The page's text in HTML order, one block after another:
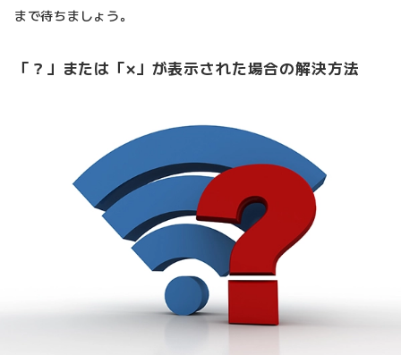
まで待ちましょう。
「？」または「×」が表示された場合の解決方法